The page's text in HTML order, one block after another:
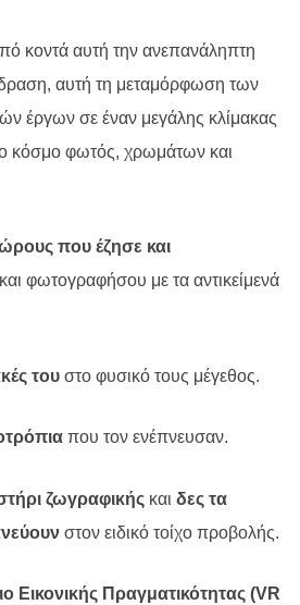
κοντά αυτή την ανεπανάληπτη
αυτή τη μεταμόρφωση των
έργων σε έναν μεγάλης κλίμακας
κόσμο φωτός, χρωμάτων και
που έζησε και
και φωτογραφήσου με τα αντικείμενά
του στο φυσικό τους μέγεθος.
που τον ενέπνευσαν.
ζωγραφικής και δες τα
στον ειδικό τοίχο προβολής.
Εικονικής Πραγματικότητας (VR